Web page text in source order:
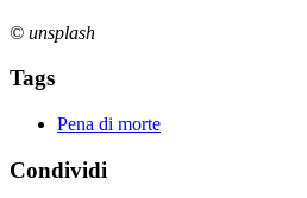
© unsplash
Tags
Pena di morte
Condividi